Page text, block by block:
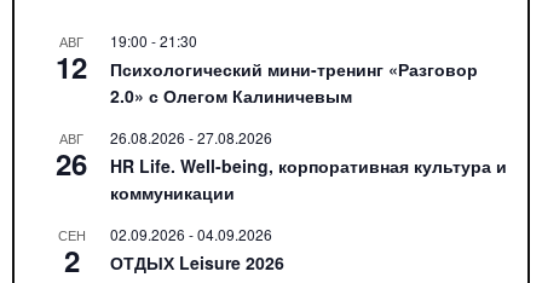
АВГ
12
19:00 -21:30
Психологический мини-тренинг «Разговор
2.0» с Олегом Калиничевым
АВГ
26
26.08.2026 -27.08.2026
HR Life. Well-being, корпоративная культура и
коммуникации
СЕН
2
02.09.2026 -04.09.2026
ОТДЫХ Leisure 2026